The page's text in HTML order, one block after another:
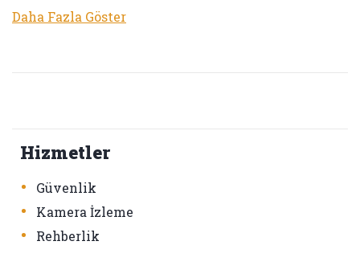
Daha Fazla Göster
Hizmetler
• Güvenlik
• Kamera İzleme
• Rehberlik